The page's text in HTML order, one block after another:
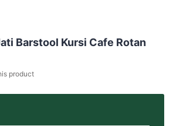
Barstool Kursi Cafe Rotan
product